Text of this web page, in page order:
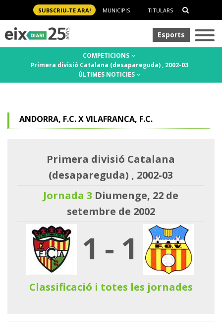
SUBSCRIU-TE ARA! MUNICIPIS | TITULARS
Esports
COMPETICIONS
Primera divisió Catalana (desapareguda) , 2002-03
ÚLTIMES NOTICIES
ANDORRA, F.C. X VILAFRANCA, F.C.
Primera divisió Catalana
(desapareguda) , 2002-03
Jornada 3 Diumenge, 22 de
setembre de 2002
1 - 1
Classificació i totes les jornades